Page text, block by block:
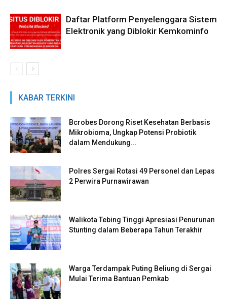
Daftar Platform Penyelenggara Sistem
Elektronik yang Diblokir Kemkominfo
KABAR TERKINI
Bcrobes Dorong Riset Kesehatan Berbasis
Mikrobioma, Ungkap Potensi Probiotik
dalam Mendukung...
Polres Sergai Rotasi 49 Personel dan Lepas
2 Perwira Purnawirawan
Walikota Tebing Tinggi Apresiasi Penurunan
Stunting dalam Beberapa Tahun Terakhir
Warga Terdampak Puting Beliung di Sergai
Mulai Terima Bantuan Pemkab